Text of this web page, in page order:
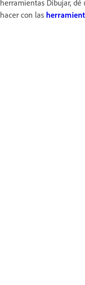
herramientas Dibujar, dé
hacer con las